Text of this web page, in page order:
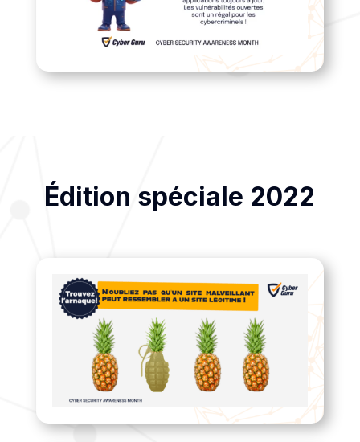
Édition spéciale 2022